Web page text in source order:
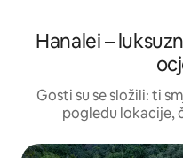
Hanalei –
Gosti su se složili: ti
pogledu lokacije,